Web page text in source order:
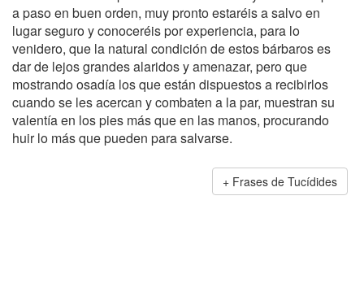
a paso en buen orden, muy pronto estaréis a salvo en
lugar seguro y conoceréis por experiencia, para lo
venidero, que la natural condición de estos bárbaros es
dar de lejos grandes alaridos y amenazar, pero que
mostrando osadía los que están dispuestos a recibirlos
cuando se les acercan y combaten a la par, muestran su
valentía en los pies más que en las manos, procurando
huir lo más que pueden para salvarse.
Frases de Tucídides